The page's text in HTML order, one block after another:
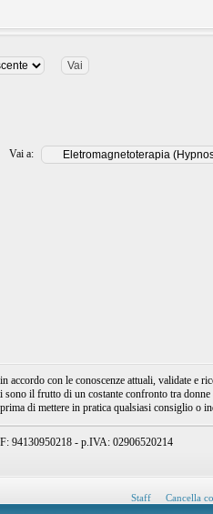
Vai a:
con le conoscenze attuali, validate e
il frutto di un costante confronto tra
di mettere in pratica qualsiasi consiglio o
94130950218 - p.IVA: 02906520214
Staff Cancella